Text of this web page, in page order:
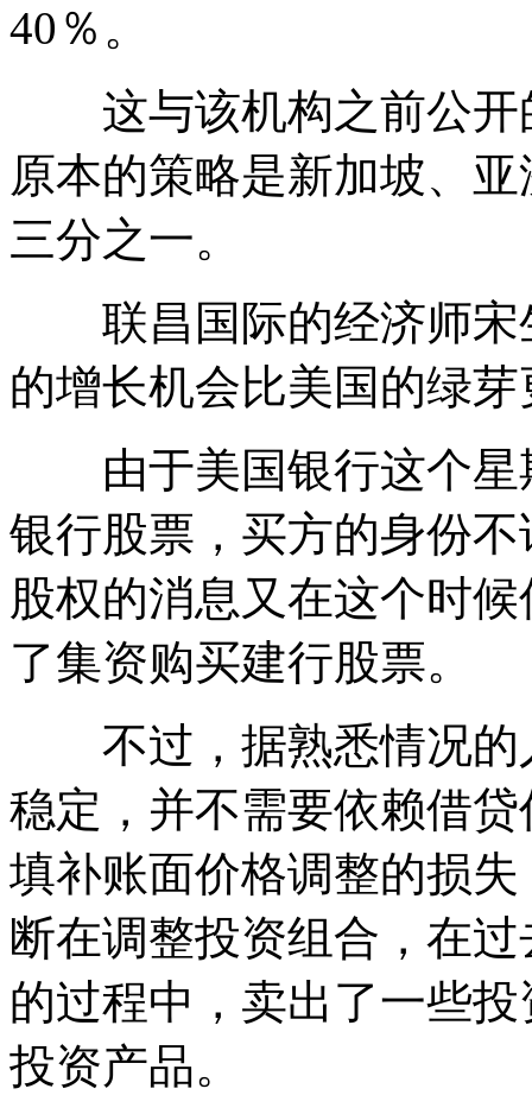
40％。
这与该机构之前公开
原本的策略是新加坡、
三分之一。
联昌国际的经济师宋
的增长机会比美国的绿
由于美国银行这个星
银行股票，买方的身份
股权的消息又在这个时
了集资购买建行股票。
不过，据熟悉情况的
稳定，并不需要依赖借
填补账面价格调整的损
断在调整投资组合，在
的过程中，卖出了一些
投资产品。